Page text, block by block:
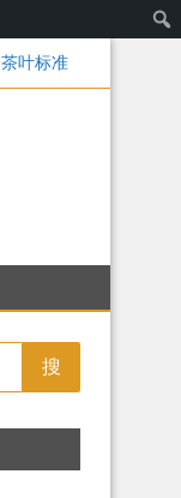
茶叶标准
搜